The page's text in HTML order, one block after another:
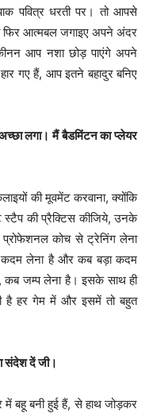
पवित्र धरती पर। तो आपसे
फिर आत्मबल जगाइए अपने अंदर
आप नशा छोड़ पाएंगे अपने
गए हैं, आप इतने बहादुर बनिए
लगा। मैं बैडमिंटन का प्लेयर
की मूवमेंट करवाना, क्योंकि
स्टैप की प्रैक्टिस कीजिये, उनके
कोच से ट्रेनिंग लेना
कदम लेना है और कब बड़ा कदम
जम्प लेना है। इसके साथ ही
है हर गेम में और इसमें तो बहुत
संदेश दें जी।
में बहू बनी हुई हैं, से हाथ जोड़कर